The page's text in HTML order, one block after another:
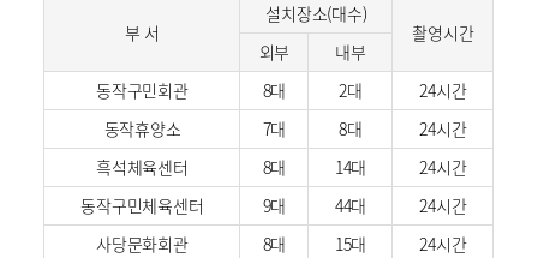
부 서
설치장소(대수)
촬영시간
외부
내부
동작구민회관
8대 2대
24시간
동작휴양소
7대 8대
24시간
흑석체육센터
8대 14대
24시간
동작구민체육센터
9대 44대
24시간
사당문화회관
8대 15대
24시간